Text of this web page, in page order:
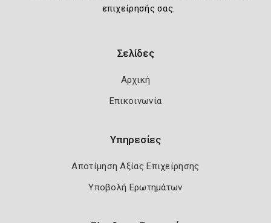
επιχείρησής σας.
Σελίδες
Αρχική
Επικοινωνία
Υπηρεσίες
Αποτίμηση Αξίας Επιχείρησης
Υποβολή Ερωτημάτων